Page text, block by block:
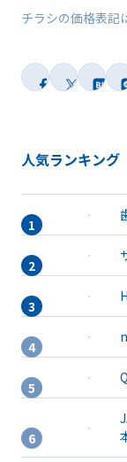
チラシの価格表記
人気ランキング